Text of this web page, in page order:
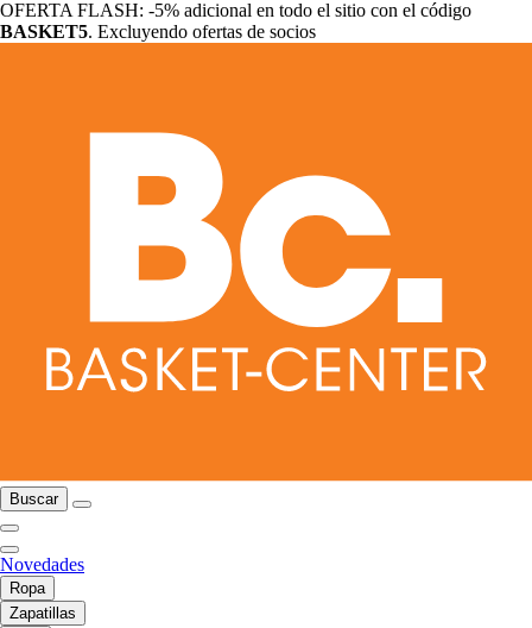
OFERTA FLASH: -5% adicional en todo el sitio con el código
BASKET5. Excluyendo ofertas de socios
Buscar
Novedades
Ropa
Zapatillas